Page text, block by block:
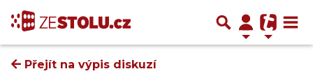
Přejít na výpis diskuzí